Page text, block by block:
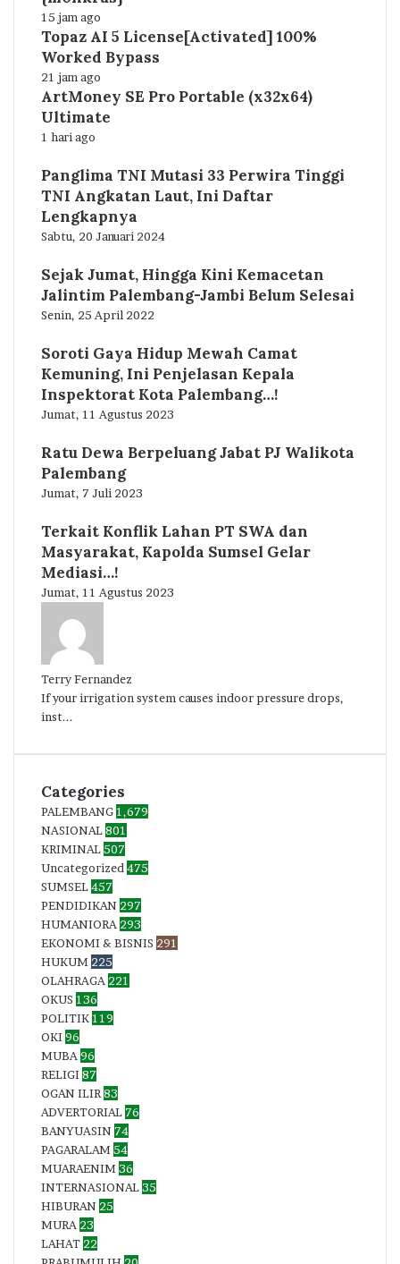
15 jam ago
Topaz AI 5 License[Activated] 100%
Worked Bypass
21 jam ago
ArtMoney SE Pro Portable (x32x64)
Ultimate
1 hari ago
Panglima TNI Mutasi 33 Perwira Tinggi
TNI Angkatan Laut, Ini Daftar
Lengkapnya
Sabtu, 20 Januari 2024
Sejak Jumat, Hingga Kini Kemacetan
Jalintim Palembang-Jambi Belum Selesai
Senin, 25 April 2022
Soroti Gaya Hidup Mewah Camat
Kemuning, Ini Penjelasan Kepala
Inspektorat Kota Palembang…!
Jumat, 11 Agustus 2023
Ratu Dewa Berpeluang Jabat PJ Walikota
Palembang
Jumat, 7 Juli 2023
Terkait Konflik Lahan PT SWA dan
Masyarakat, Kapolda Sumsel Gelar
Mediasi…!
Jumat, 11 Agustus 2023
Terry Fernandez
If your irrigation system causes indoor pressure drops,
inst...
Categories
PALEMBANG1,679
NASIONAL801
KRIMINAL507
Uncategorized 475
SUMSEL457
PENDIDIKAN 297
HUMANIORA 293
EKONOMI & BISNIS 291
HUKUM 225
OLAHRAGA 221
OKUS 136
POLITIK119
OKI96
MUBA 96
RELIGI87
OGAN ILIR83
ADVERTORIAL 76
BANYUASIN 74
PAGARALAM54
MUARAENIM36
INTERNASIONAL35
HIBURAN 25
MURA 23
LAHAT 22